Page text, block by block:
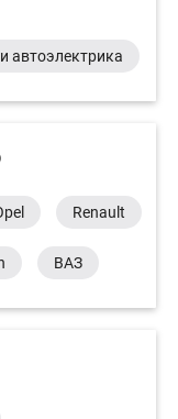
автоэлектрика
Renault
ВАЗ